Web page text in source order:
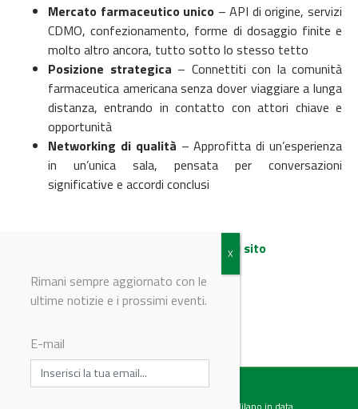
Mercato farmaceutico unico – API di origine, servizi
CDMO, confezionamento, forme di dosaggio finite e
molto altro ancora, tutto sotto lo stesso tetto
Posizione strategica – Connettiti con la comunità
farmaceutica americana senza dover viaggiare a lunga
distanza, entrando in contatto con attori chiave e
opportunità
Networking di qualità – Approfitta di un’esperienza
in un’unica sala, pensata per conversazioni
significative e accordi conclusi
Maggiori informazioni sul sito
© Riproduzione riservata
Rimani sempre aggiornato con le
ultime notizie e i prossimi eventi.
E-mail